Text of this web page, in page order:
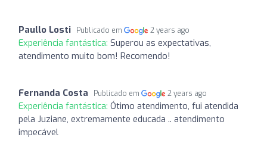
Paullo Losti Publicado em 2 years ago
Experiência fantástica: Superou as expectativas,
atendimento muito bom! Recomendo!
Fernanda Costa Publicado em 2 years ago
Experiência fantástica: Ótimo atendimento, fui atendida
pela Juziane, extremamente educada .. atendimento
impecável